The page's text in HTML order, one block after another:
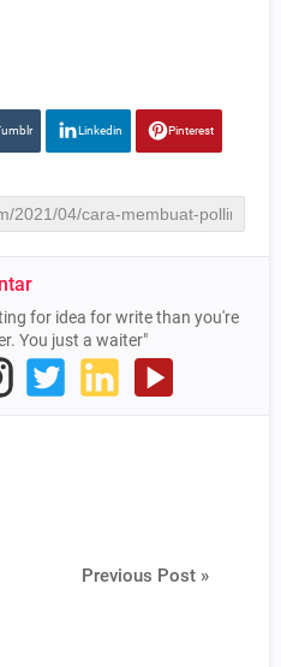
Linkedin Pinterest
for idea for write than you're
You just a waiter"
Previous Post »